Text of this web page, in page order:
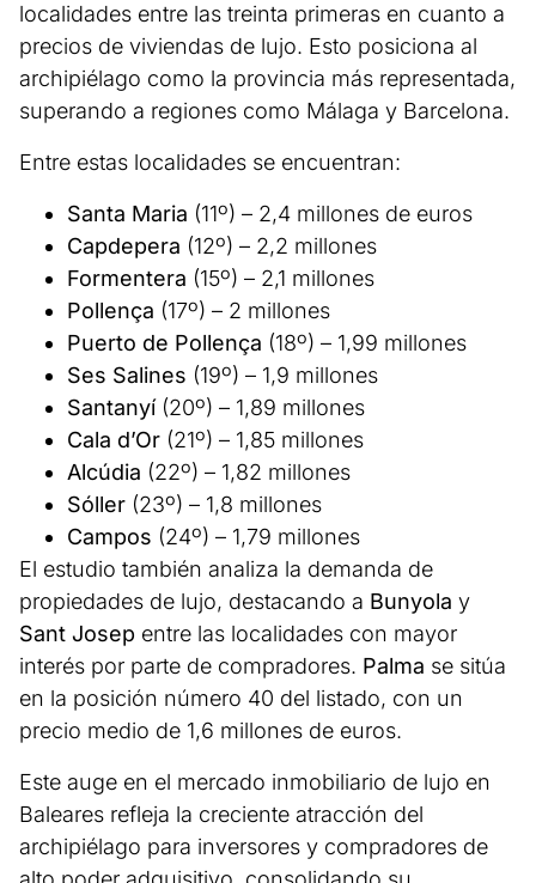
localidades entre las treinta primeras en cuanto a
precios de viviendas de lujo. Esto posiciona al
archipiélago como la provincia más representada,
superando a regiones como Málaga y Barcelona.
Entre estas localidades se encuentran:
Santa Maria (11º) – 2,4 millones de euros
Capdepera (12º) – 2,2 millones
Formentera (15º) – 2,1 millones
Pollença (17º) – 2 millones
Puerto de Pollença (18º) – 1,99 millones
Ses Salines (19º) – 1,9 millones
Santanyí(20º) – 1,89 millones
Cala d’Or (21º) – 1,85 millones
Alcúdia (22º) – 1,82 millones
Sóller (23º) – 1,8 millones
Campos (24º) – 1,79 millones
El estudio también analiza la demanda de
propiedades de lujo, destacando a Bunyola y
Sant Josep entre las localidades con mayor
interés por parte de compradores. Palma se sitúa
en la posición número 40 del listado, con un
precio medio de 1,6 millones de euros.
Este auge en el mercado inmobiliario de lujo en
Baleares refleja la creciente atracción del
archipiélago para inversores y compradores de